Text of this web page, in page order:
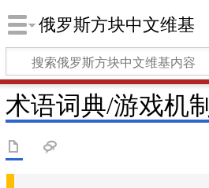
俄罗斯方块中文维基
术语词典/游戏机制